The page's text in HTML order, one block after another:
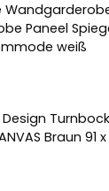
Paneel
weiß
Turnbock
Braun 91 x